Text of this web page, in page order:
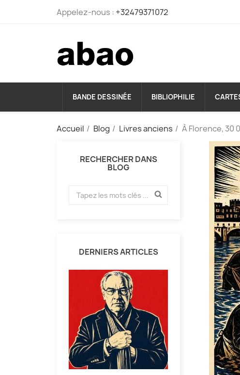
Appelez-nous : +32479371072
BANDE DESSINÉE BIBLIOPHILIE
Accueil Blog Livres anciens À Florence, 30
RECHERCHER DANS
BLOG
DERNIERS ARTICLES